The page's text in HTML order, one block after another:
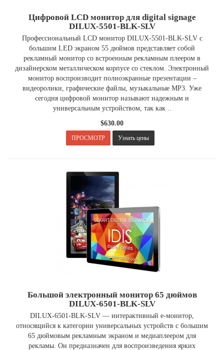
Цифровой LCD монитор для digital signage
DILUX-5501-BLK-SLV
Профессиональный LCD монитор DILUX-5501-BLK-SLV с
большим LED экраном 55 дюймов представляет собой
рекламный монитор со встроенным рекламным плеером в
дизайнерском металлическом корпусе со стеклом. Электронный
монитор воспроизводит полноэкранные презентации –
видеоролики, графические файлы, музыкальные MP3. Уже
сегодня цифровой монитор называют надежным и
универсальным устройством, так как ..
$630.00
ПРОСМОТР Узнать цены
Большой электронный монитор 65 дюймов
DILUX-6501-BLK-SLV
DILUX-6501-BLK-SLV — интерактивный е-монитор,
относящийся к категории универсальных устройств с большим
65 дюймовым рекламным экраном и медиаплеером для
рекламы. Он предназначен для воспроизведения ярких